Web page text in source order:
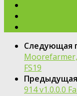
Следующая
FS19
914 v1.0.0.0